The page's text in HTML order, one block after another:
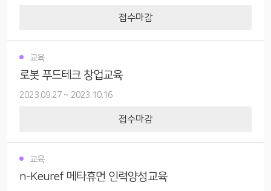
접수마감
교육
로봇 푸드테크 창업교육
2023.09.27 ~ 2023.10.16
접수마감
교육
n-Keuref 메타휴먼 인력양성교육